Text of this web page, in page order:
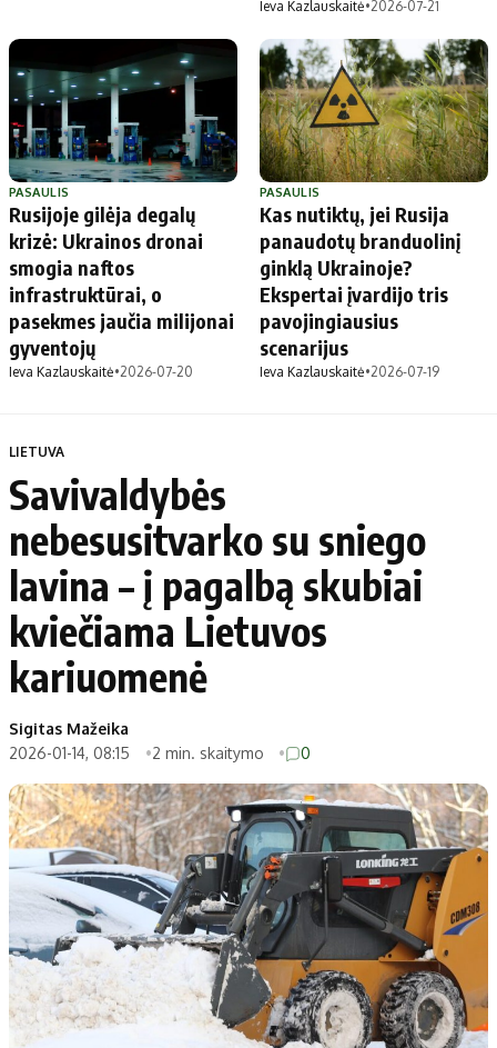
Ieva Kazlauskaitė•2026-07-21
PASAULIS
Rusijoje gilėja degalų
krizė: Ukrainos dronai
smogia naftos
infrastruktūrai, o
pasekmes jaučia milijonai
gyventojų
Ieva Kazlauskaitė•2026-07-20
PASAULIS
Kas nutiktų, jei Rusija
panaudotų branduolinį
ginklą Ukrainoje?
Ekspertai įvardijo tris
pavojingiausius
scenarijus
Ieva Kazlauskaitė•2026-07-19
LIETUVA
Savivaldybės
nebesusitvarko su sniego
lavina – į pagalbą skubiai
kviečiama Lietuvos
kariuomenė
Sigitas Mažeika
2026-01-14, 08:15
2 min. skaitymo 0